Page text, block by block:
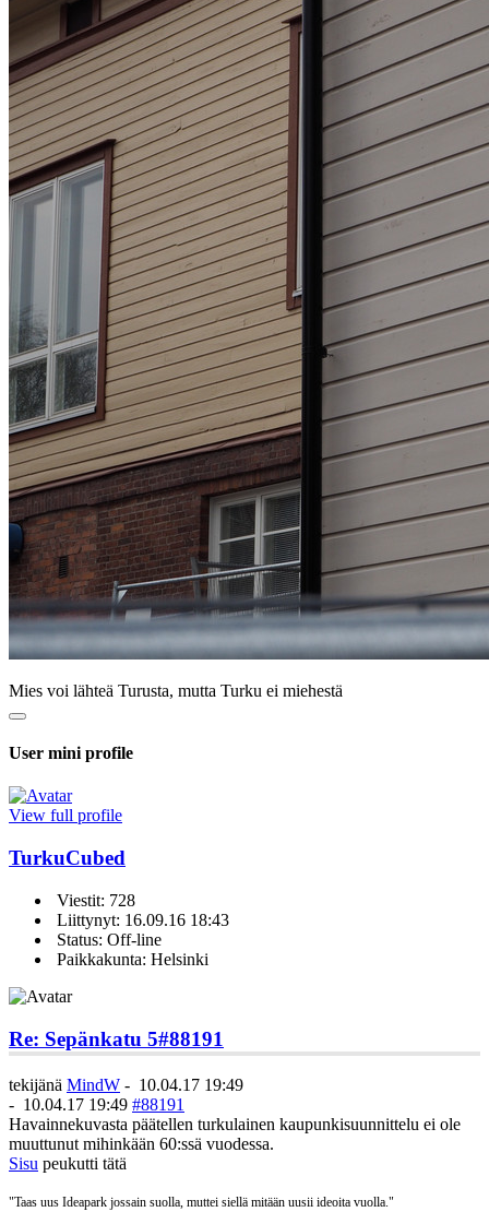
Mies voi lähteä Turusta, mutta Turku ei miehestä
User mini profile
View full profile
TurkuCubed
Viestit: 728
Liittynyt: 16.09.16 18:43
Status: Off-line
Paikkakunta: Helsinki
Re: Sepänkatu 5#88191
tekijänä MindW - 10.04.17 19:49
- 10.04.17 19:49 #88191
Havainnekuvasta päätellen turkulainen kaupunkisuunnittelu ei ole
muuttunut mihinkään 60:ssä vuodessa.
Sisu peukutti tätä
"Taas uus Ideapark jossain suolla, muttei siellä mitään uusii ideoita vuolla."